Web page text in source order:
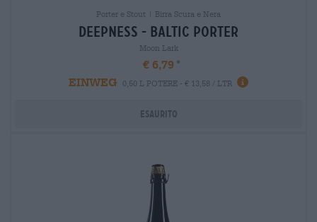
Porter e Stout | Birra Scura e Nera
deepness - baltic porter
Moon Lark
€ 6,79
EINWEG
0,50 L POTERE - € 13,58 / LTR
Esaurito